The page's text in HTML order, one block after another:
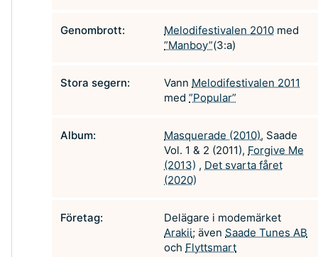
Genombrott: Melodifestivalen 2010 med
”Manboy”(3:a)
Stora segern: Vann Melodifestivalen 2011
med ”Popular”
Album: Masquerade (2010), Saade
Vol. 1 & 2 (2011), Forgive Me
(2013) , Det svarta fåret
(2020)
Företag:
Delägare i modemärket
Arakii; även Saade Tunes AB
och Flyttsmart